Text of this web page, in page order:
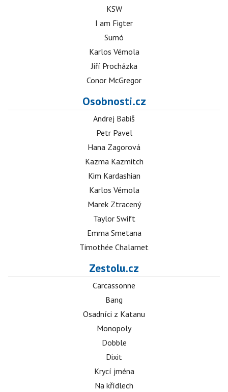
KSW
I am Figter
Sumó
Karlos Vémola
Jiří Procházka
Conor McGregor
Osobnosti.cz
Andrej Babiš
Petr Pavel
Hana Zagorová
Kazma Kazmitch
Kim Kardashian
Karlos Vémola
Marek Ztracený
Taylor Swift
Emma Smetana
Timothée Chalamet
Zestolu.cz
Carcassonne
Bang
Osadníci z Katanu
Monopoly
Dobble
Dixit
Krycí jména
Na křídlech